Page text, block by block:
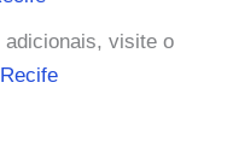
adicionais, visite o